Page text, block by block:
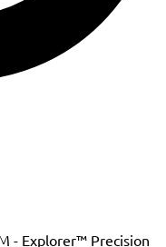
- Explorer™ Precision